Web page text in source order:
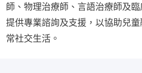
師、物理治療師、言語治療師及
提供專業諮詢及支援，以協助兒
常社交生活。